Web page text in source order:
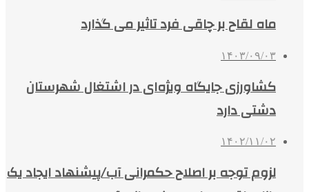
ماه لقاح بر چاقی فرد تاثیر می گذارد
۱۴۰۳/۰۹/۰۳
کشاورزی جایگاه ویژه‌ای در اشتغال شهرستان
دشتی دارد
۱۴۰۲/۱۱/۰۲
لزوم توجه بر اصلاح حکمرانی آب/پیشنهاد ایجاد یک